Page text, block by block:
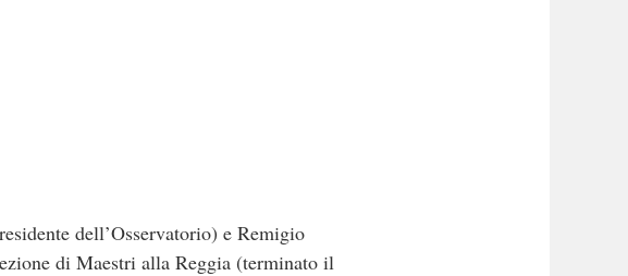
dell’Osservatorio) e Remigio
di Maestri alla Reggia (terminato il